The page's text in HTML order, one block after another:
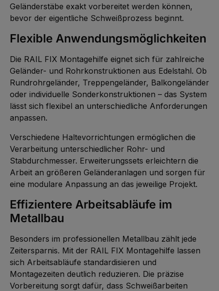
Geländerstäbe exakt vorbereitet werden können,
bevor der eigentliche Schweißprozess beginnt.
Flexible Anwendungsmöglichkeiten
Die RAIL FIX Montagehilfe eignet sich für zahlreiche
Geländer- und Rohrkonstruktionen aus Edelstahl. Ob
Rundrohrgeländer, Treppengeländer, Balkongeländer
oder individuelle Sonderkonstruktionen – das System
lässt sich flexibel an unterschiedliche Anforderungen
anpassen.
Verschiedene Haltevorrichtungen ermöglichen die
Verarbeitung unterschiedlicher Rohr- und
Stabdurchmesser. Erweiterungssets erleichtern die
Arbeit an größeren Geländeranlagen und sorgen für
eine modulare Anpassung an das jeweilige Projekt.
Effizientere Arbeitsabläufe im
Metallbau
Besonders im professionellen Metallbau zählt jede
Zeitersparnis. Mit der RAIL FIX Montagehilfe lassen
sich Arbeitsabläufe standardisieren und
Montagezeiten deutlich reduzieren. Die präzise
Vorbereitung sorgt dafür, dass Schweißarbeiten